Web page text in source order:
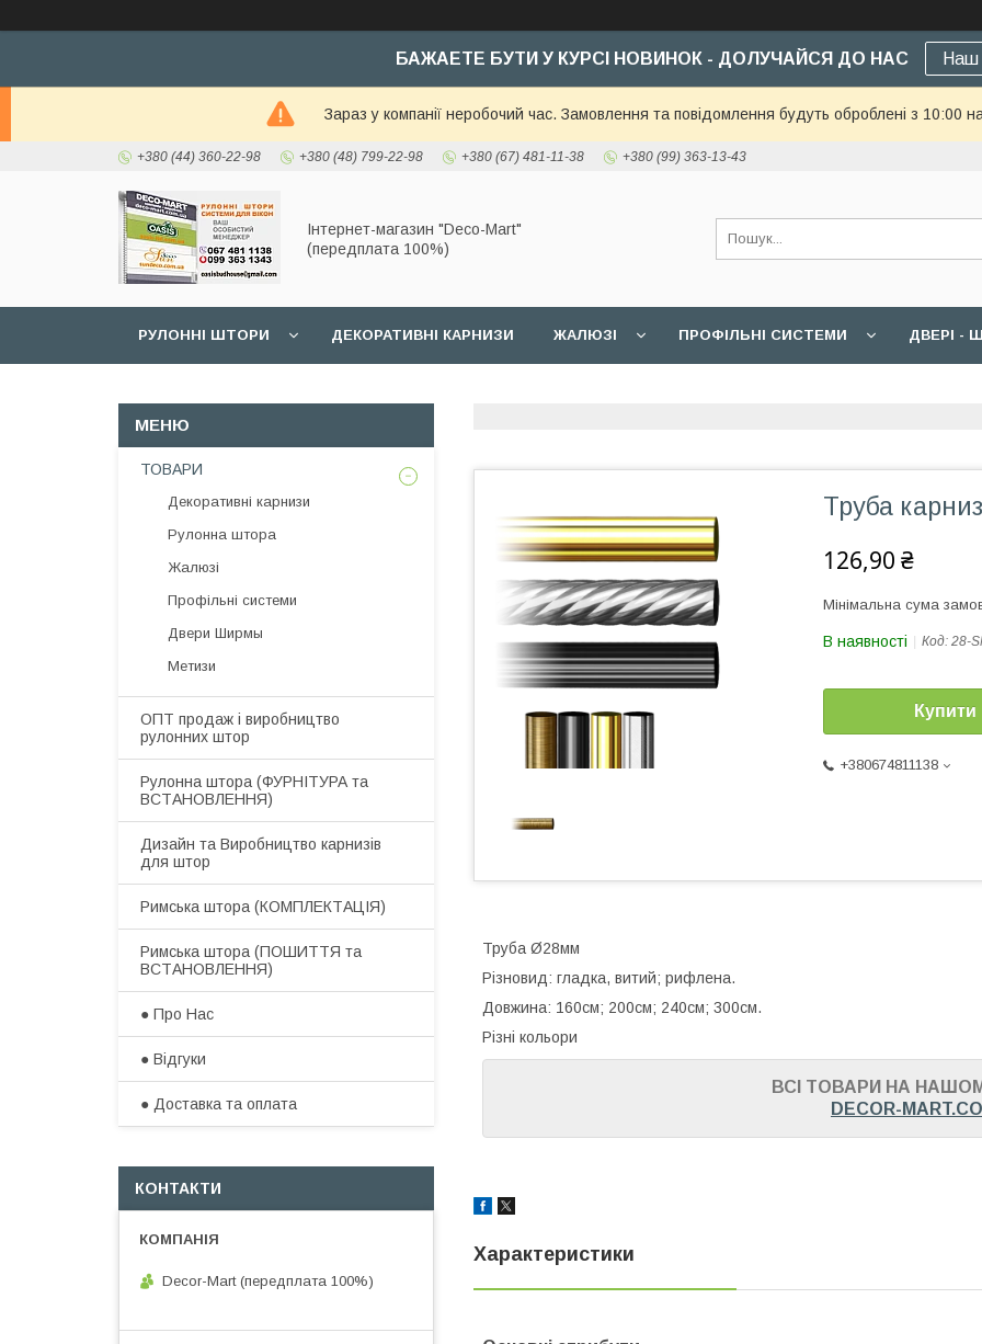
БАЖАЕТЕ БУТИ У КУРСІ НОВИНОК - ДОЛУЧАЙСЯ ДО НАС Наш
Зараз у компанії неробочий час. Замовлення та повідомлення будуть оброблені з 10:00
+380 (44) 360-22-98 +380 (48) 799-22-98 +380 (67) 481-11-38 +380 (99) 363-13-43
Інтернет-магазин "Deco-Mart"
(передплата 100%)
РУЛОННІ ШТОРИ ДЕКОРАТИВНІ КАРНИЗИ ЖАЛЮЗІ ПРОФІЛЬНІ СИСТЕМИ ДВЕРІ -
Труба
126,90 ₴
Мінімальна сума
В наявності Код: 28-
Купити
+380674811138
Труба Ø28мм
Різновид: гладка, витий; рифлена.
Довжина: 160см; 200см; 240см; 300см.
Різні кольори
ВСІ ТОВАРИ НА
DECOR-
Характеристики
ТОВАРИ
Декоративні карнизи
Рулонна штора
Жалюзі
Профільні системи
Двери Ширмы
Метизи
ОПТ продаж і виробництво
рулонних штор
​Рулонна штора (ФУРНІТУРА та
ВСТАНОВЛЕННЯ)
Дизайн та Виробництво карнизів
для штор
​Римська штора (КОМПЛЕКТАЦІЯ)
Римська штора (ПОШИТТЯ та
ВСТАНОВЛЕННЯ)
● Про Нас
● Відгуки
● Доставка та оплата​
КОНТАКТИ
Decor-Mart (передплата 100%)